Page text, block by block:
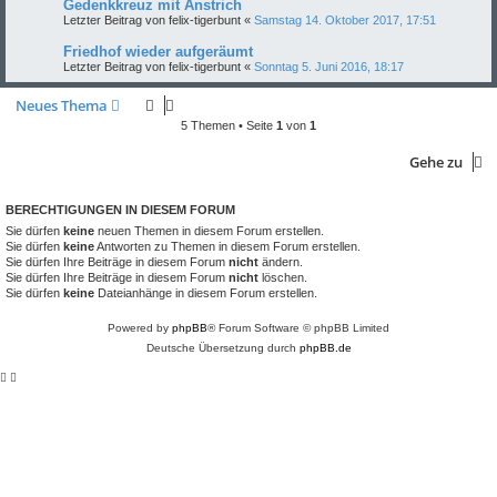
Gedenkkreuz mit Anstrich
Letzter Beitrag von felix-tigerbunt « Samstag 14. Oktober 2017, 17:51
Friedhof wieder aufgeräumt
Letzter Beitrag von felix-tigerbunt « Sonntag 5. Juni 2016, 18:17
Neues Thema
5 Themen • Seite 1 von 1
Gehe zu
BERECHTIGUNGEN IN DIESEM FORUM
Sie dürfen keine neuen Themen in diesem Forum erstellen.
Sie dürfen keineAntworten zu Themen in diesem Forum erstellen.
Sie dürfen Ihre Beiträge in diesem Forum nicht ändern.
Sie dürfen Ihre Beiträge in diesem Forum nicht löschen.
Sie dürfen keine Dateianhänge in diesem Forum erstellen.
Powered by phpBB® Forum Software © phpBB Limited
Deutsche Übersetzung durch phpBB.de